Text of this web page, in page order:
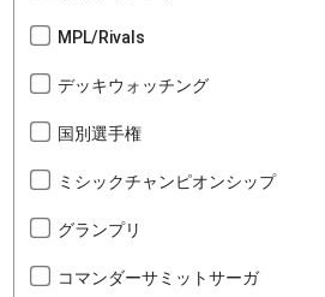
MPL/Rivals
デッキウォッチング
国別選手権
ミシックチャンピオンシップ
グランプリ
コマンダーサミットサーガ